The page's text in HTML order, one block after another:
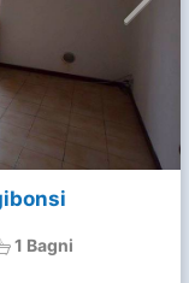
1 Bagni